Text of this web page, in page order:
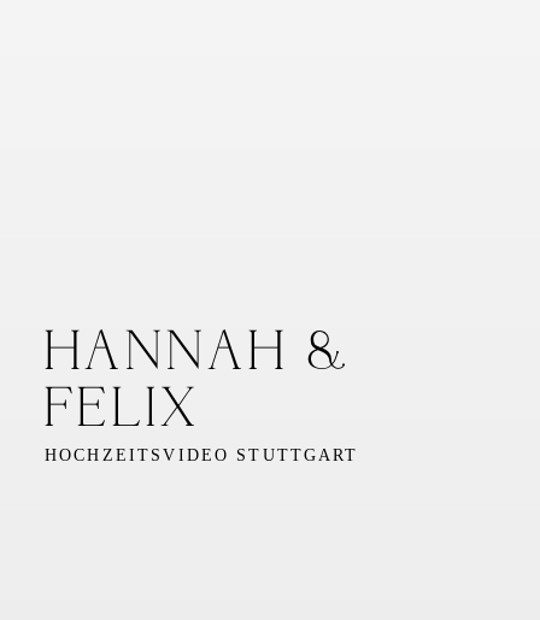
HANNAH &
FELIX
HOCHZEITSVIDEO STUTTGART